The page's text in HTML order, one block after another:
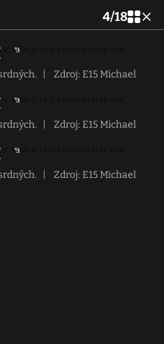
4/18
Zdroj: E15 Michael
Zdroj: E15 Michael
Zdroj: E15 Michael